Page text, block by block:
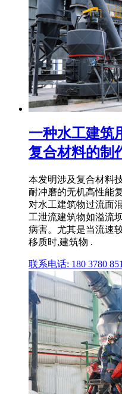
一种水工建筑
复合材料的制
本发明涉及复合材料
耐冲磨的无机高性能
对水工建筑物过流面
工泄流建筑物如溢流
病害。尤其是当流速
移质时,建筑物 .
联系电话: 180 3780